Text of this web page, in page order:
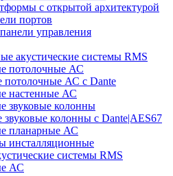
с открытой архитектурой
портов
управления
акустические системы RMS
потолочные АС
потолочные АС с Dante
настенные АС
звуковые колонны
колонны с Dante|AES67
планарные АС
инсталляционные
системы RMS
АС